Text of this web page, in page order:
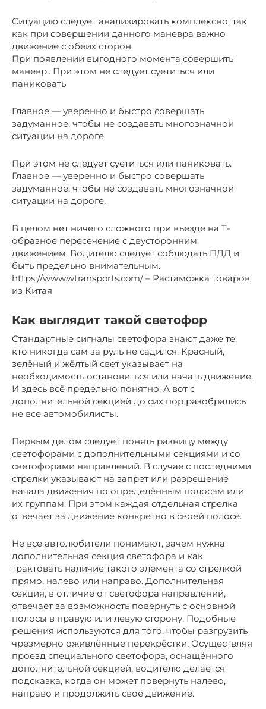
Ситуацию следует анализировать комплексно, так
как при совершении данного маневра важно
движение с обеих сторон.
При появлении выгодного момента совершить
маневр.. При этом не следует суетиться или
паниковать
Главное — уверенно и быстро совершать
задуманное, чтобы не создавать многозначной
ситуации на дороге
При этом не следует суетиться или паниковать.
Главное — уверенно и быстро совершать
задуманное, чтобы не создавать многозначной
ситуации на дороге.
В целом нет ничего сложного при въезде на Т-
образное пересечение с двусторонним
движением. Водителю следует соблюдать ПДД и
быть предельно внимательным.
https://www.wtransports.com/ – Растаможка товаров
из Китая
Как выглядит такой светофор
Стандартные сигналы светофора знают даже те,
кто никогда сам за руль не садился. Красный,
зелёный и жёлтый свет указывает на
необходимость остановиться или начать движение.
И здесь всё предельно понятно. А вот с
дополнительной секцией до сих пор разобрались
не все автомобилисты.
Первым делом следует понять разницу между
светофорами с дополнительными секциями и со
светофорами направлений. В случае с последними
стрелки указывают на запрет или разрешение
начала движения по определённым полосам или
их группам. При этом каждая отдельная стрелка
отвечает за движение конкретно в своей полосе.
Не все автолюбители понимают, зачем нужна
дополнительная секция светофора и как
трактовать наличие такого элемента со стрелкой
прямо, налево или направо. Дополнительная
секция, в отличие от светофора направлений,
отвечает за возможность повернуть с основной
полосы в правую или левую сторону. Подобные
решения используются для того, чтобы разгрузить
чрезмерно оживлённые перекрёстки. Осуществляя
проезд специального светофора, оснащённого
дополнительной секцией, водителю делается
подсказка, когда он может повернуть налево,
направо и продолжить своё движение.